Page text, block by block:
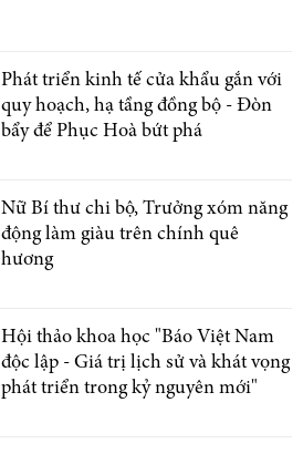
Phát triển kinh tế cửa khẩu gắn với
quy hoạch, hạ tầng đồng bộ - Đòn
bẩy để Phục Hoà bứt phá
Nữ Bí thư chi bộ, Trưởng xóm năng
động làm giàu trên chính quê
hương
Hội thảo khoa học "Báo Việt Nam
độc lập - Giá trị lịch sử và khát vọng
phát triển trong kỷ nguyên mới"